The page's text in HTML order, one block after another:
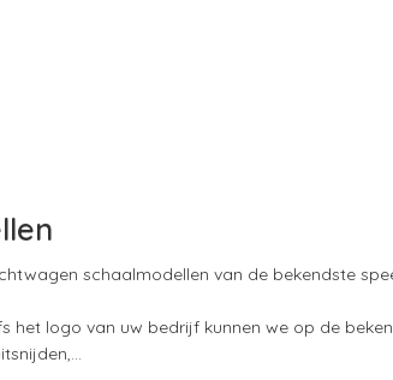
schaalmodellen van de bekendste
het logo van uw bedrijf kunnen we op de